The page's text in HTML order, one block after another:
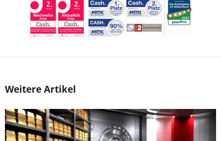
Weitere Artikel